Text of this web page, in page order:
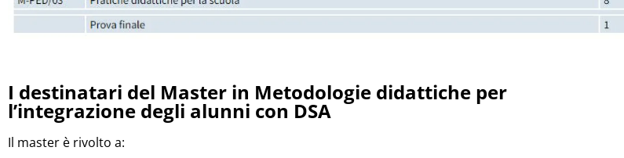
I destinatari del Master in Metodologie didattiche per
l’integrazione degli alunni con DSA
Il master è rivolto a: